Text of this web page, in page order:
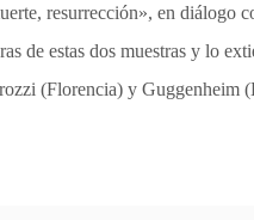
resurrección», en diálogo
de estas dos muestras y lo
(Florencia) y